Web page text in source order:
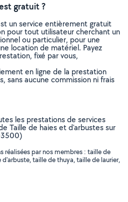
gratuit ?
un service entièrement gratuit
pour tout utilisateur cherchant un
ou particulier, pour une
location de matériel. Payez
fixé par vous,
en ligne de la prestation
sans aucune commission ni frais
les prestations de services
Taille de haies et d'arbustes sur
réalisées par nos membres : taille de
taille de thuya, taille de laurier,